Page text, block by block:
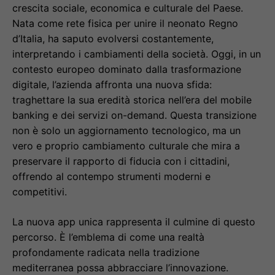
crescita sociale, economica e culturale del Paese.
Nata come rete fisica per unire il neonato Regno
d’Italia, ha saputo evolversi costantemente,
interpretando i cambiamenti della società. Oggi, in un
contesto europeo dominato dalla trasformazione
digitale, l’azienda affronta una nuova sfida:
traghettare la sua eredità storica nell’era del mobile
banking e dei servizi on-demand. Questa transizione
non è solo un aggiornamento tecnologico, ma un
vero e proprio cambiamento culturale che mira a
preservare il rapporto di fiducia con i cittadini,
offrendo al contempo strumenti moderni e
competitivi.
La nuova app unica rappresenta il culmine di questo
percorso. È l’emblema di come una realtà
profondamente radicata nella tradizione
mediterranea possa abbracciare l’innovazione.